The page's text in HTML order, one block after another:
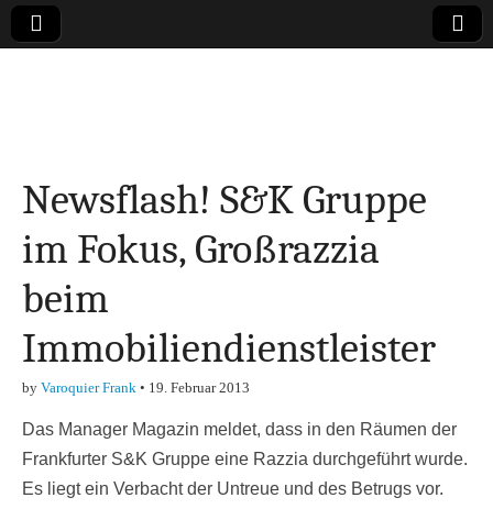
Finanzen,
Marketing-, Vertrieb-
& Investment-Tipps
Newsflash! S&K Gruppe
im Fokus, Großrazzia
beim
Immobiliendienstleister
by Varoquier Frank • 19. Februar 2013
Das Manager Magazin meldet, dass in den Räumen der
Frankfurter S&K Gruppe eine Razzia durchgeführt wurde.
Es liegt ein Verbacht der Untreue und des Betrugs vor.